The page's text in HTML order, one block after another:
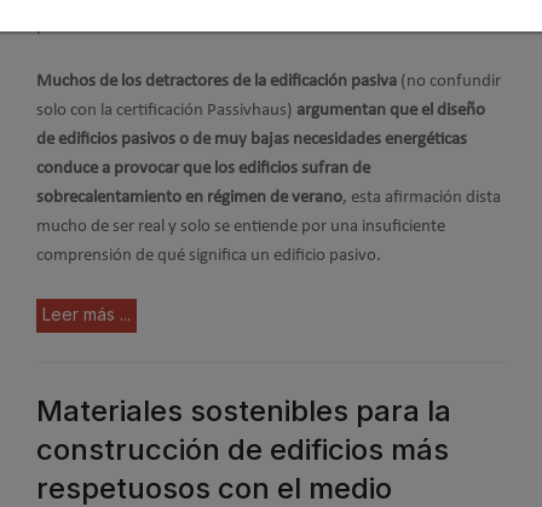
Muchos de los detractores de la edificación pasiva (no confundir
solo con la certificación Passivhaus) argumentan que el diseño
de edificios pasivos o de muy bajas necesidades energéticas
conduce a provocar que los edificios sufran de
sobrecalentamiento en régimen de verano, esta afirmación dista
mucho de ser real y solo se entiende por una insuficiente
comprensión de qué significa un edificio pasivo.
Leer más ...
Materiales sostenibles para la
construcción de edificios más
respetuosos con el medio